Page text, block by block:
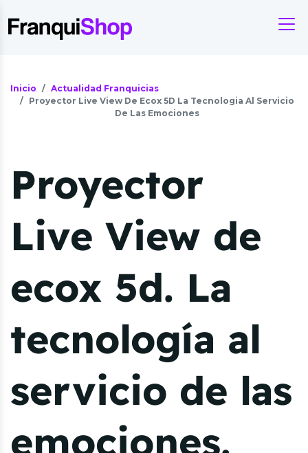
Inicio
Actualidad Franquicias
Proyector Live View De Ecox 5D La Tecnologia Al Servicio
De Las Emociones
Proyector
Live View de
ecox 5d. La
tecnología al
servicio de las
emociones.